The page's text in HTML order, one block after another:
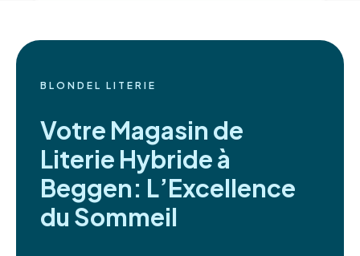
BLONDEL LITERIE
Votre Magasin de
Literie Hybride à
Beggen: L’Excellence
du Sommeil